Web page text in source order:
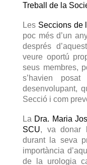
Treball de la
Les Seccions de
poc més d’un
després
veure oportú
seus membres,
s’havien
desenvolupant,
Secció i com
La Dra. Maria
SCU, va donar
durant la seva
importància
de la urologia